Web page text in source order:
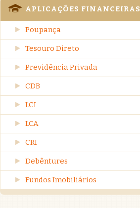
APLICAÇÕES FINANCEIRAS
Poupança
Tesouro Direto
Previdência Privada
CDB
LCI
LCA
CRI
Debêntures
Fundos Imobiliários